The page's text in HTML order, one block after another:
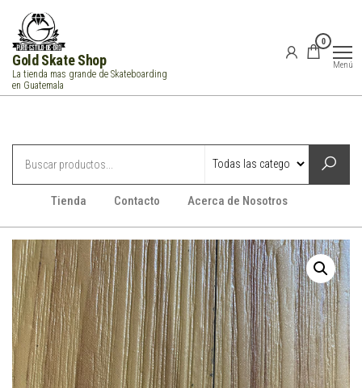
Saltar
contenido
Gold Skate Shop
La tienda mas grande de Skateboarding
en Guatemala
0
Menú
Tienda Contacto Acerca de Nosotros